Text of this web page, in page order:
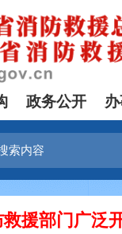
政务公开
援部门广泛